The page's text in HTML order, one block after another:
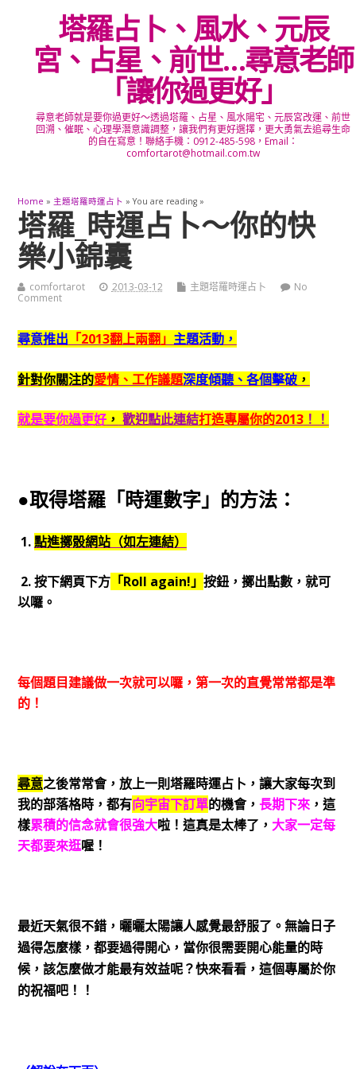
塔羅占卜、風水、元辰
宮、占星、前世…尋意老師
「讓你過更好」
尋意老師就是要你過更好～透過塔羅、占星、風水陽宅、元辰宮改運、前世
回溯、催眠、心理學潛意識調整，讓我們有更好選擇，更大勇氣去追尋生命
的自在寫意！聯絡手機：0912-485-598，Email：
comfortarot@hotmail.com.tw
Home » 主題塔羅時運占卜 » You are reading »
塔羅_時運占卜～你的快
樂小錦囊
comfortarot 2013-03-12 主題塔羅時運占卜
No
Comment
尋意推出 「2013翻上兩翻」 主題活動，
針對你關注的愛情、工作議題深度傾聽、各個擊破，
就是要你過更好， 歡迎點此連結打造專屬你的2013！！
●取得塔羅「時運數字」的方法：
1.點進擲骰網站（如左連結）
2. 按下網頁下方「Roll again!」 按鈕，擲出點數，就可
以囉。
每個題目建議做一次就可以囉，第一次的直覺常常都是準
的！
尋意之後常常會，放上一則塔羅時運占卜，讓大家每次到
我的部落格時，都有向宇宙下訂單的機會， 長期下來，這
樣累積的信念就會很強大啦！這真是太棒了， 大家一定每
天都要來逛喔！
最近天氣很不錯，曬曬太陽讓人感覺最舒服了。無論日子
過得怎麼樣，都要過得開心，當你很需要開心能量的時
候，該怎麼做才能最有效益呢？快來看看，這個專屬於你
的祝福吧！！